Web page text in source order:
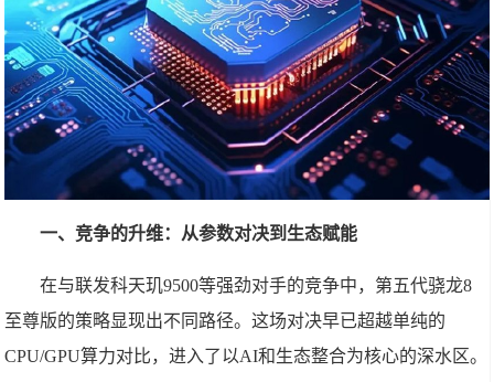
一、竞争的升维：从参数对决到生态赋能
在与联发科天玑9500等强劲对手的竞争中，第五代骁龙8
至尊版的策略显现出不同路径。这场对决早已超越单纯的
CPU/GPU算力对比，进入了以AI和生态整合为核心的深水区。